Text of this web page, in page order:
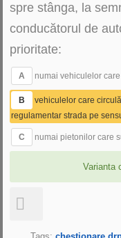
UTILE
LOGIN
spre stânga, la
conducătorul de
prioritate:
A numai vehiculelor
B
vehiculelor care
regulamentar strada pe
C numai pietonilor care
Varianta